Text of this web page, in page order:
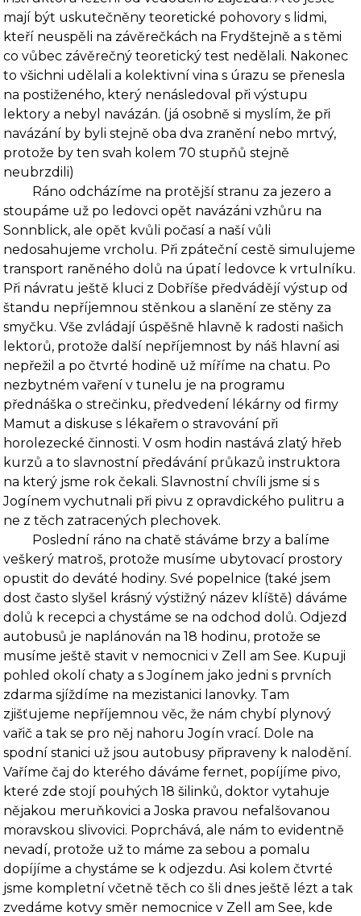
mají být uskutečněny teoreti­cké pohovory s lidmi,
kteří neuspěli na závěrečkách na Frydštejně a s těmi
co vůbec závě­rečný teoretický test nedělali. Nakonec
to všichni udělali a kolektivní vina s úrazu se přenesla
na postiženého, který nenásledoval při výstupu
lektory a nebyl navázán. (já osobně si myslím, že při
navázání by byli stejně oba dva zranění nebo mrtvý,
protože by ten svah kolem 70 stupňů stejně
neubrzdili)
Ráno odcházíme na protější stranu za jezero a
stoupáme už po ledovci opět navázáni vzhůru na
Sonnblick, ale opět kvůli počasí a naší vůli
nedosahujeme vrcholu. Při zpáteční cestě simulujeme
transport raněného dolů na úpatí ledovce k vrtulníku.
Při návratu ještě kluci z Dobříše předvádějí výstup od
štandu nepříjemnou stěnkou a slanění ze stěny za
smyčku. Vše zvládají úspěšně hlavně k radosti našich
lektorů, protože další nepříjemnost by náš hlavní asi
nepřežil a po čtvrté hodině už míříme na chatu. Po
nezbytném vaření v tunelu je na pro­gramu
přednáška o strečinku, předvedení lékárny od firmy
Mamut a diskuse s lékařem o stra­vování při
horolezecké činnosti. V osm hodin nastává zlatý hřeb
kurzů a to slavnostní předá­vání průkazů instruktora
na který jsme rok čekali. Slavnostní chvíli jsme si s
Jogínem vychut­nali při pivu z opravdického pulitru a
ne z těch zatracených plechovek.
Poslední ráno na chatě stáváme brzy a balíme
veškerý matroš, protože musíme ubyto­vací prostory
opustit do deváté hodiny. Své popelnice (také jsem
dost často slyšel krásný vý­stižný název klíště) dáváme
dolů k recepci a chystáme se na odchod dolů. Odjezd
autobusů je naplánován na 18 hodinu, protože se
musíme ještě stavit v nemocnici v Zell am See. Kupuji
pohled okolí chaty a s Jogínem jako jedni s prvních
zdarma sjíždíme na mezistanici lanovky. Tam
zjišťujeme nepříjemnou věc, že nám chybí plynový
vařič a tak se pro něj nahoru Jogín vrací. Dole na
spodní stanici už jsou autobusy připraveny k nalodění.
Vaříme čaj do kterého dáváme fernet, popíjíme pivo,
které zde stojí pouhých 18 šilinků, doktor vytahuje
nějakou meruňkovici a Joska pravou nefalšovanou
moravskou slivovici. Poprchává, ale nám to evi­dentně
nevadí, protože už to máme za sebou a pomalu
dopíjíme a chystáme se k odjezdu. Asi kolem čtvrté
jsme kompletní včetně těch co šli dnes ještě lézt a tak
zvedáme kotvy směr ne­mocnice v Zell am See, kde